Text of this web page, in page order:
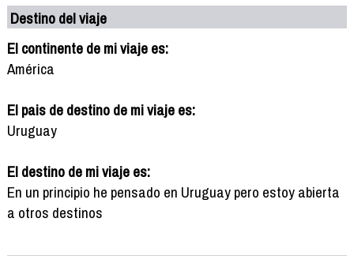
Destino del viaje
El continente de mi viaje es:
América
El pais de destino de mi viaje es:
Uruguay
El destino de mi viaje es:
En un principio he pensado en Uruguay pero estoy abierta
a otros destinos